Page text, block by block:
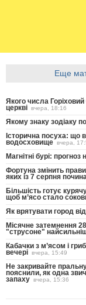
Еще
Якого числа
церкві вчера, 18:16
Якому знаку зодіаку
Історична посуха: що
водосховище вчера,
Магнітні бурі: прогноз
Фортуна змінить
яких із 7 серпня
Більшість готує
щоб м’ясо стало
Як врятувати город
Місячне затемнення
"струсоне"
Кабачки з м’ясом і
вечері вчера, 15:49
Не закривайте
пояснили, як одна
запаху вчера, 15:36